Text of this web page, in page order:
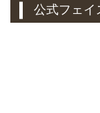
公式フェイ